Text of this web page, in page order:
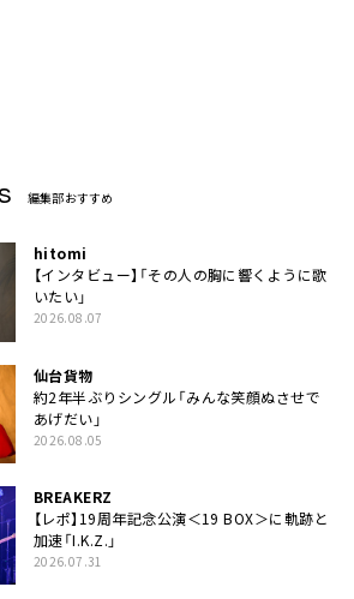
編集部おすすめ
hitomi
【インタビュー】「その人の胸に響くように歌
いたい」
2026.08.07
仙台貨物
約2年半ぶりシングル「みんな笑顔ぬさせで
あげだい」
2026.08.05
BREAKERZ
【レポ】19周年記念公演＜19 BOX＞に軌跡と
加速「I.K.Z.」
2026.07.31